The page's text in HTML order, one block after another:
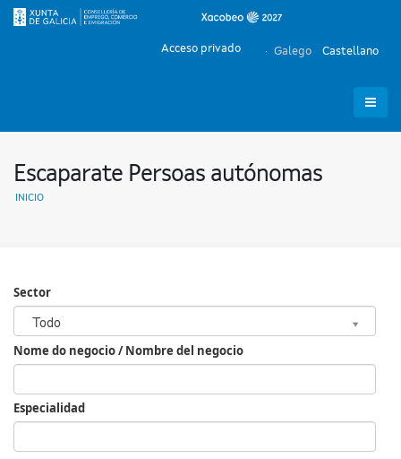
Galego Castellano
Acceso privado
Escaparate Persoas autónomas
INICIO
Sector
Todo
Sector
Nome do negocio / Nombre del negocio
Especialidad